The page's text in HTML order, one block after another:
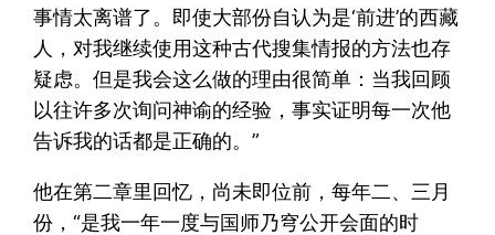
事情太离谱了。即使大部份自认为是‘前进’的西藏
人，对我继续使用这种古代搜集情报的方法也存
疑虑。但是我会这么做的理由很简单：当我回顾
以往许多次询问神谕的经验，事实证明每一次他
告诉我的话都是正确的。”
他在第二章里回忆，尚未即位前，每年二、三月
份，“是我一年一度与国师乃穹公开会面的时